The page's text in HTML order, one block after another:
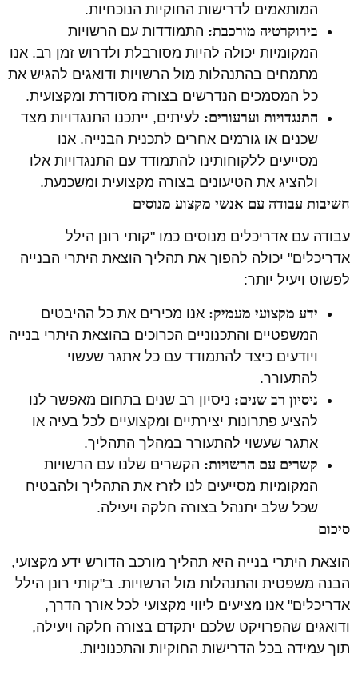
המותאמים לדרישות החוקיות הנוכחיות.
בירוקרטיה מורכבת:התמודדות עם הרשויות
המקומיות יכולה להיות מסורבלת ולדרוש זמן רב. אנו
מתמחים בהתנהלות מול הרשויות ודואגים להגיש את
כל המסמכים הנדרשים בצורה מסודרת ומקצועית.
התנגדויות וערעורים:לעיתים, ייתכנו התנגדויות מצד
שכנים או גורמים אחרים לתכנית הבנייה. אנו
מסייעים ללקוחותינו להתמודד עם התנגדויות אלו
ולהציג את הטיעונים בצורה מקצועית ומשכנעת.
חשיבות עבודה עם אנשי מקצוע מנוסים
עבודה עם אדריכלים מנוסים כמו "קותי רונן הילל
אדריכלים" יכולה להפוך את תהליך הוצאת היתרי הבנייה
לפשוט ויעיל יותר:
ידע מקצועי מעמיק:אנו מכירים את כל ההיבטים
המשפטיים והתכנוניים הכרוכים בהוצאת היתרי בנייה
ויודעים כיצד להתמודד עם כל אתגר שעשוי
להתעורר.
ניסיון רב שנים:ניסיון רב שנים בתחום מאפשר לנו
להציע פתרונות יצירתיים ומקצועיים לכל בעיה או
אתגר שעשוי להתעורר במהלך התהליך.
קשרים עם הרשויות:הקשרים שלנו עם הרשויות
המקומיות מסייעים לנו לזרז את התהליך ולהבטיח
שכל שלב יתנהל בצורה חלקה ויעילה.
סיכום
הוצאת היתרי בנייה היא תהליך מורכב הדורש ידע מקצועי,
הבנה משפטית והתנהלות מול הרשויות. ב"קותי רונן הילל
אדריכלים" אנו מציעים ליווי מקצועי לכל אורך הדרך,
ודואגים שהפרויקט שלכם יתקדם בצורה חלקה ויעילה,
תוך עמידה בכל הדרישות החוקיות והתכנוניות.